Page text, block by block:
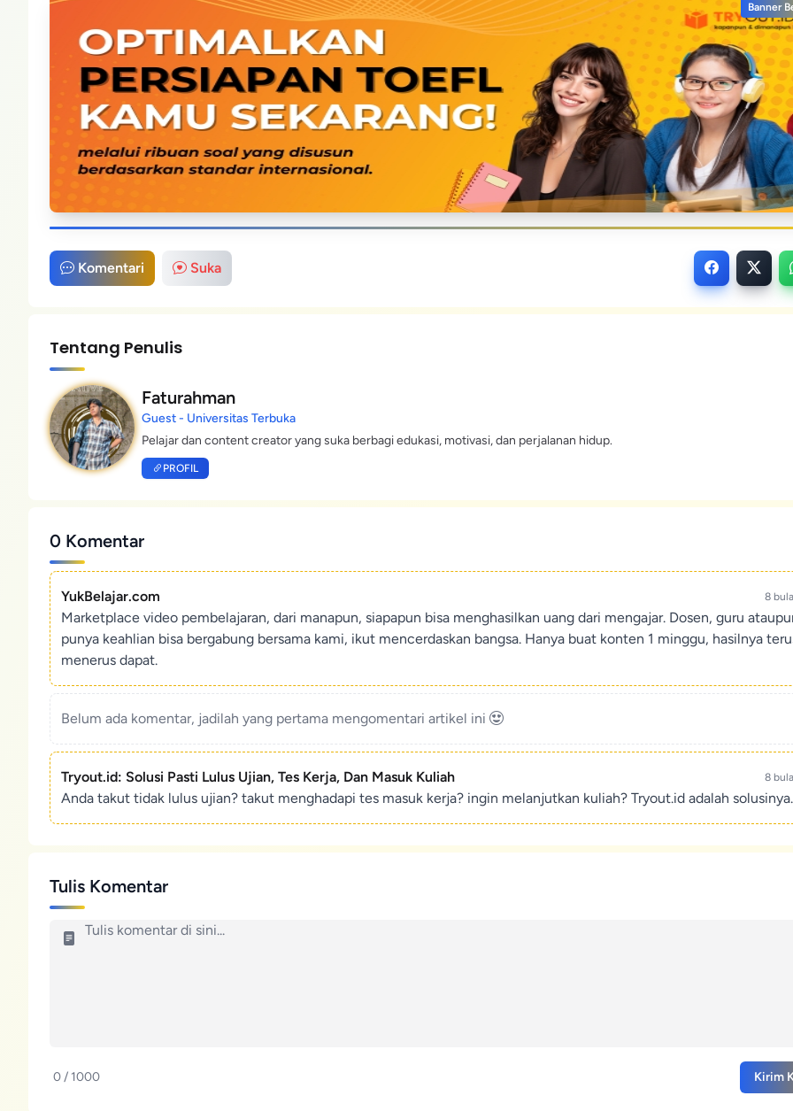
Banner
Komentari Suka
Tentang Penulis
Faturahman
Guest - Universitas Terbuka
Pelajar dan content creator yang suka berbagi edukasi, motivasi, dan perjalanan hidup.
PROFIL
0 Komentar
YukBelajar.com 8
Marketplace video pembelajaran, dari manapun, siapapun bisa menghasilkan uang dari mengajar. Dosen, guru
punya keahlian bisa bergabung bersama kami, ikut mencerdaskan bangsa. Hanya buat konten 1 minggu, hasilnya
menerus dapat.
Belum ada komentar, jadilah yang pertama mengomentari artikel ini
Tryout.id: Solusi Pasti Lulus Ujian, Tes Kerja, Dan Masuk Kuliah 8
Anda takut tidak lulus ujian? takut menghadapi tes masuk kerja? ingin melanjutkan kuliah? Tryout.id adalah solusinya.
Tulis Komentar
0 / 1000 Kirim